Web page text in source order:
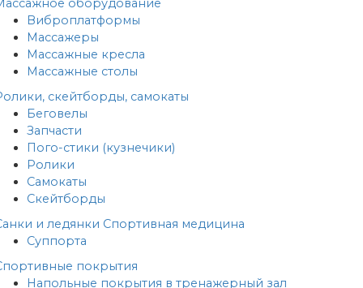
оборудование
Виброплатформы
Массажеры
Массажные кресла
Массажные столы
скейтборды, самокаты
Беговелы
Запчасти
Пого-стики (кузнечики)
Ролики
Самокаты
Скейтборды
и ледянки Спортивная медицина
Суппорта
покрытия
Напольные покрытия в тренажерный зал